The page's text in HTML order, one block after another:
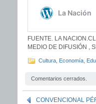
FUENTE. LA NACION.CL
MEDIO DE DIFUSIÓN ,
Cultura Economía
Comentarios cerrados.
CONVENCIONAL